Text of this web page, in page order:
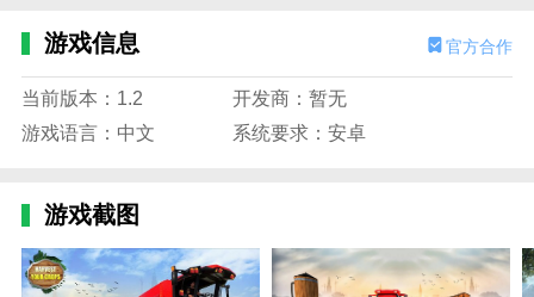
3。在这个游戏中，管理好你的农场设施，保证农场设
备的正常运转，提高农业生产效率；
4。升级拖拉机，购买先进的农业设备，提高农场的现
游戏功能
和拖拉机驾驶体验；
游戏信息 官方合作
当前版本：1.2
开发商：暂无
游戏语言：中文
系统要求：安卓
游戏截图